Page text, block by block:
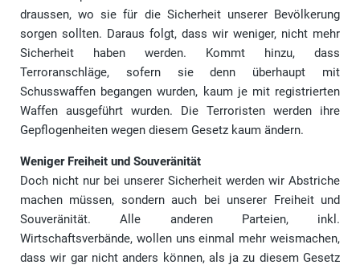
draussen, wo sie für die Sicherheit unserer Bevölkerung
sorgen sollten. Daraus folgt, dass wir weniger, nicht mehr
Sicherheit haben werden. Kommt hinzu, dass
Terroranschläge, sofern sie denn überhaupt mit
Schusswaffen begangen wurden, kaum je mit registrierten
Waffen ausgeführt wurden. Die Terroristen werden ihre
Gepflogenheiten wegen diesem Gesetz kaum ändern.
Weniger Freiheit und Souveränität
Doch nicht nur bei unserer Sicherheit werden wir Abstriche
machen müssen, sondern auch bei unserer Freiheit und
Souveränität. Alle anderen Parteien, inkl.
Wirtschaftsverbände, wollen uns einmal mehr weismachen,
dass wir gar nicht anders können, als ja zu diesem Gesetz